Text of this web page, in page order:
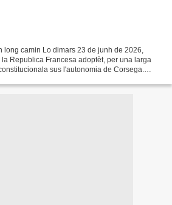
long camin Lo dimars 23 de junh de 2026,
Republica Francesa adoptèt, per una larga
sus l'autonomia de Corsega.